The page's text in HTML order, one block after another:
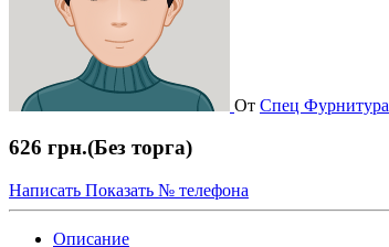
От Спец Фурнитура
626 грн.(Без торга)
Написать Показать № телефона
Описание